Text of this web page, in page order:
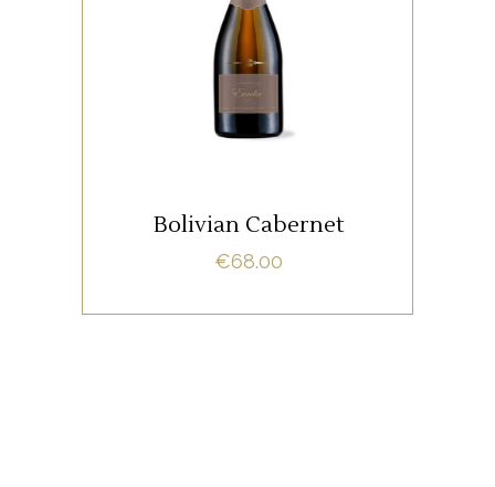
Lorem ipsum dolor sit amet,
offendit adipisci quo id, ne vel
vidit facilisis aliquando. Nostrud
fore
Bolivian Cabernet
€68.00